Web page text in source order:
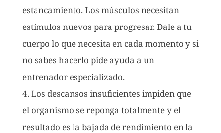
estancamiento. Los músculos necesitan
estímulos nuevos para progresar. Dale a tu
cuerpo lo que necesita en cada momento y si
no sabes hacerlo pide ayuda a un
entrenador especializado.
4. Los descansos insuficientes impiden que
el organismo se reponga totalmente y el
resultado es la bajada de rendimiento en la